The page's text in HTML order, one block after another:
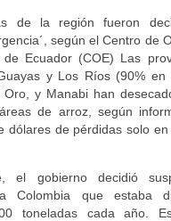
de la región fueron
según el Centro de
Ecuador (COE) Las
y Los Ríos (90% en
Oro, y Manabi han
de arroz, según
dólares de pérdidas solo
el gobierno decidió
a Colombia que estaba
toneladas cada año.